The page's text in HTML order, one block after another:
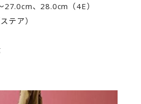
、28.0cm（4E）
テア）